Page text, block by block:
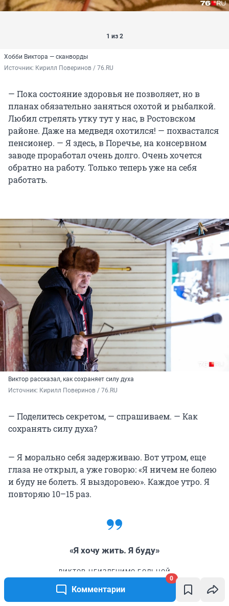
Комментарии
0
1 из 2
Хобби Виктора — сканворды
Источник: Кирилл Поверинов / 76.RU
— Пока состояние здоровья не позволяет, но в
планах обязательно заняться охотой и рыбалкой.
Любил стрелять утку тут у нас, в Ростовском
районе. Даже на медведя охотился! — похвастался
пенсионер. — Я здесь, в Поречье, на консервном
заводе проработал очень долго. Очень хочется
обратно на работу. Только теперь уже на себя
работать.
Виктор рассказал, как сохраняет силу духа
Источник: Кирилл Поверинов / 76.RU
— Поделитесь секретом, — спрашиваем. — Как
сохранять силу духа?
— Я морально себя задерживаю. Вот утром, еще
глаза не открыл, а уже говорю: «Я ничем не болею
и буду не болеть. Я выздоровею». Каждое утро. Я
повторяю 10–15 раз.
«Я хочу жить. Я буду»
ВИКТОР, НЕИЗЛЕЧИМО БОЛЬНОЙ